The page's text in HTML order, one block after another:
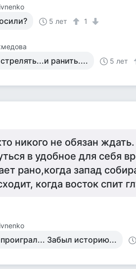
5 лет 1
ранить.... 5 лет
никого не обязан
в удобное для себя
рано,когда запад
когда восток спит
проиграл... Забыл историю...